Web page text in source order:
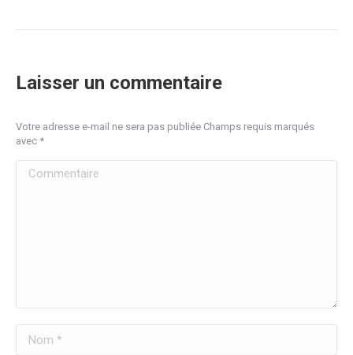
Laisser un commentaire
Votre adresse e-mail ne sera pas publiée Champs requis marqués
avec *
Commentaire
Nom *